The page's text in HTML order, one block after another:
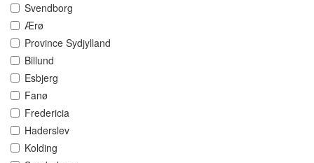
Svendborg
Ærø
Province Sydjylland
Billund
Esbjerg
Fanø
Fredericia
Haderslev
Kolding